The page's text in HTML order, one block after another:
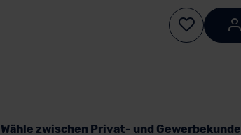
Wähle zwischen Privat- und Gewerbekunde